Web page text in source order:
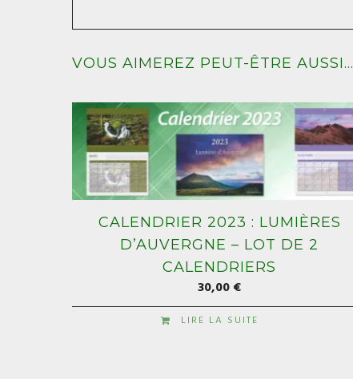
VOUS AIMEREZ PEUT-ÊTRE AUSSI…
CALENDRIER 2023 : LUMIÈRES
D’AUVERGNE – LOT DE 2
CALENDRIERS
30,00€
LIRE LA SUITE